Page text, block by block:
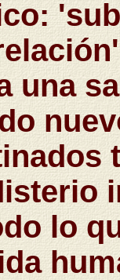
una
lo